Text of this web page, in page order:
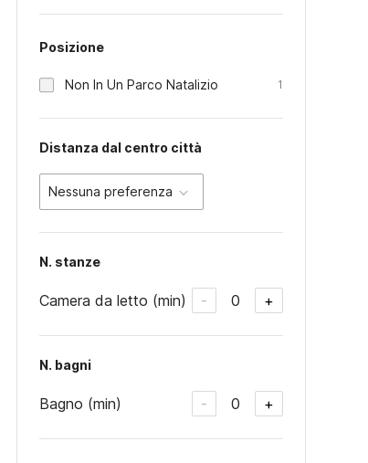
Posizione
Non In Un Parco Natalizio 1
Distanza dal centro città
Nessuna preferenza
N. stanze
Camera da letto (min) - 0 +
N. bagni
Bagno (min) - 0 +